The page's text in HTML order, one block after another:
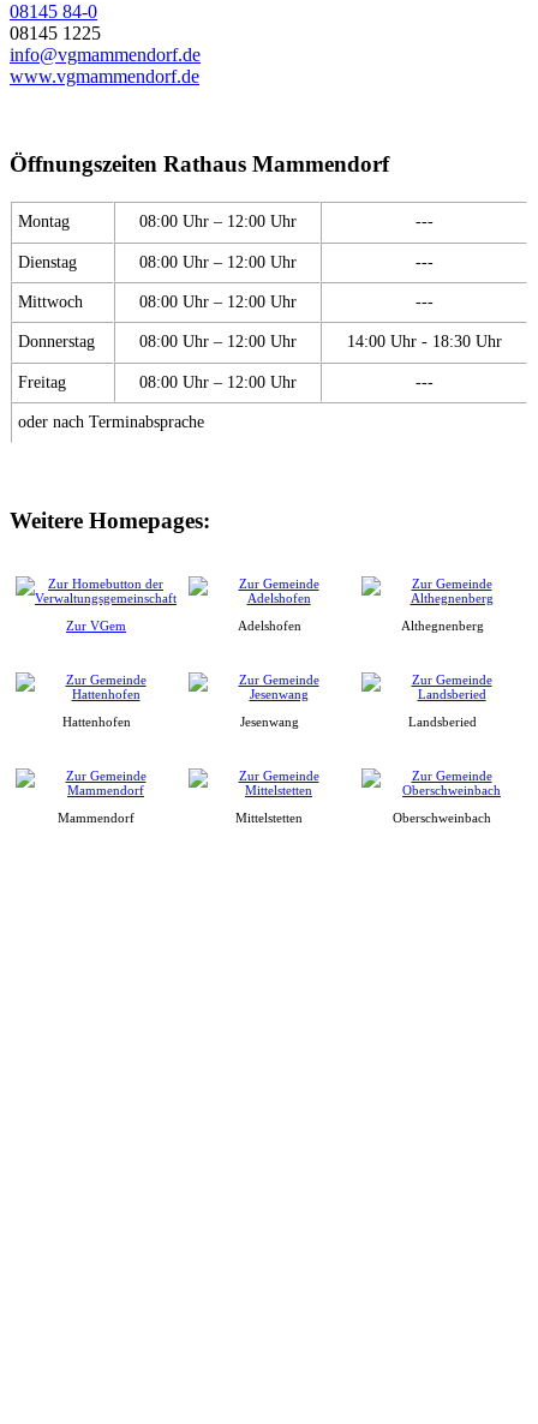
08145 84-0
08145 1225
info@vgmammendorf.de
www.vgmammendorf.de
Öffnungszeiten Rathaus Mammendorf
Montag 08:00 Uhr – 12:00 Uhr ---
Dienstag 08:00 Uhr – 12:00 Uhr ---
Mittwoch 08:00 Uhr – 12:00 Uhr ---
Donnerstag 08:00 Uhr – 12:00 Uhr 14:00 Uhr - 18:30 Uhr
Freitag 08:00 Uhr – 12:00 Uhr ---
oder nach Terminabsprache
Weitere Homepages:
Zur VGem Adelshofen Althegnenberg
Hattenhofen Jesenwang Landsberied
Mammendorf Mittelstetten Oberschweinbach